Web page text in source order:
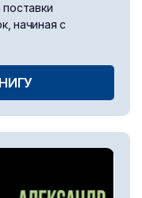
начиная с